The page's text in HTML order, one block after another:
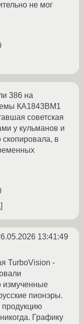
не мог
386 на
КА1843ВМ1
советская
у кульманов и
скопировала, в
13:41:49
TurboVision -
измученные
пионэры.
продукцию
Графику